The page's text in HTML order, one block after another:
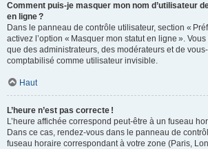
Comment puis-je masquer mon nom d’utilisateur
en ligne ?
Dans le panneau de contrôle utilisateur, section «
activez l’option « Masquer mon statut en ligne ».
que des administrateurs, des modérateurs et de
comptabilisé comme utilisateur invisible.
Haut
L’heure n’est pas correcte !
L’heure affichée correspond peut-être à un fuseau
Dans ce cas, rendez-vous dans le panneau de
fuseau horaire correspondant à votre zone (Paris,